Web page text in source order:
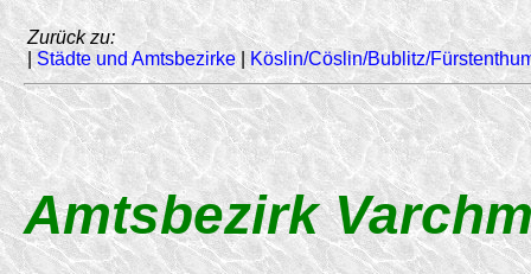
Zurück zu:
| Städte und Amtsbezirke|Köslin/Cöslin/Bublitz/
Amtsbezirk